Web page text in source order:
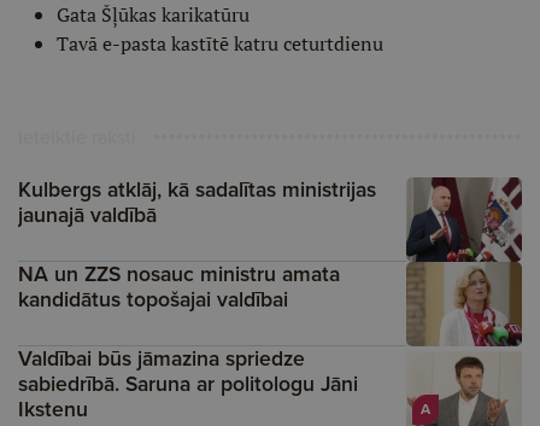
Gata Šļūkas karikatūru
Tavā e-pasta kastītē katru ceturtdienu
Kulbergs atklāj, kā sadalītas ministrijas
jaunajā valdībā
NA un ZZS nosauc ministru amata
kandidātus topošajai valdībai
A
Valdībai būs jāmazina spriedze
sabiedrībā. Saruna ar politologu Jāni
Ikstenu